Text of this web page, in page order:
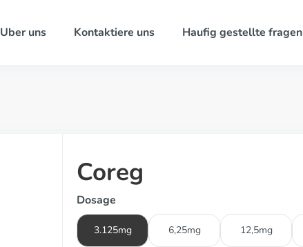
Uber uns Kontaktiere uns Haufig gestellte fragen
Coreg
Dosage
3.125mg 6,25mg 12,5mg